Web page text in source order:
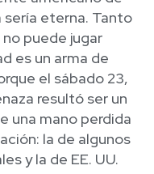
sería eterna. Tanto
puede jugar
es un arma de
el sábado 23,
resultó ser un
una mano perdida
la de algunos
y la de EE. UU.